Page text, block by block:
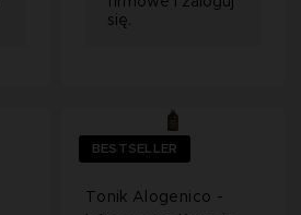
się.
BESTSELLER
Tonik Alogenico -